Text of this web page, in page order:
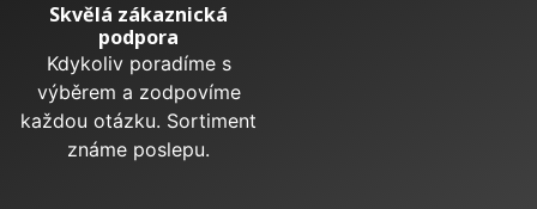
Skvělá zákaznická
podpora
Kdykoliv poradíme s
výběrem a zodpovíme
každou otázku. Sortiment
známe poslepu.